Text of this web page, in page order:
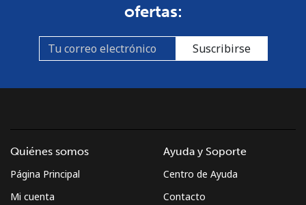
ofertas:
Suscribirse
Quiénes somos
Página Principal
Mi cuenta
Ayuda y Soporte
Centro de Ayuda
Contacto